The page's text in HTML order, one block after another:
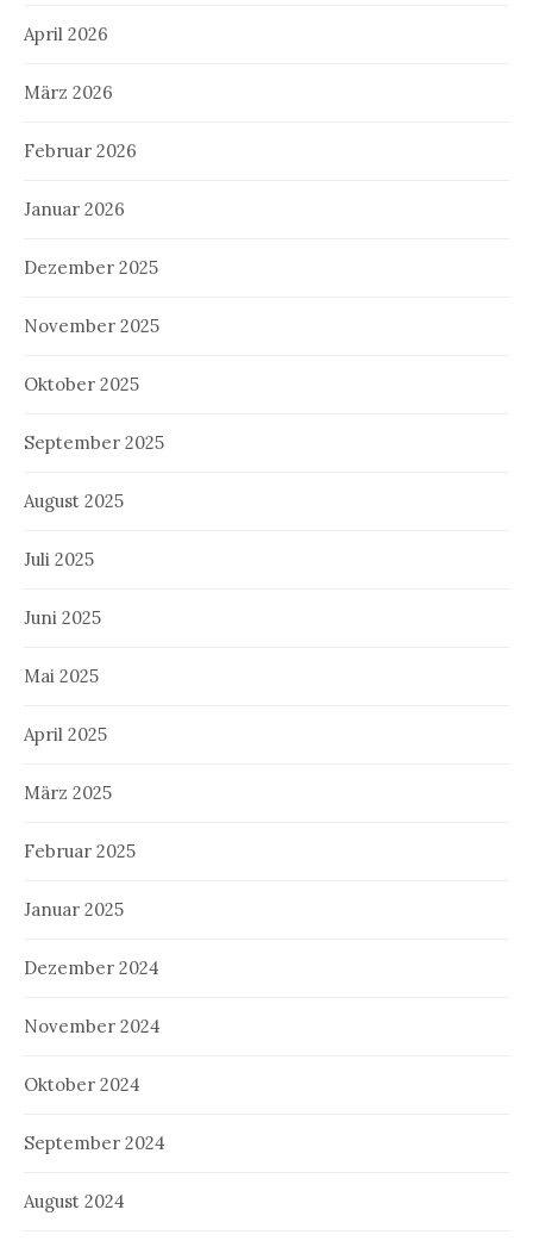
April 2026
März 2026
Februar 2026
Januar 2026
Dezember 2025
November 2025
Oktober 2025
September 2025
August 2025
Juli 2025
Juni 2025
Mai 2025
April 2025
März 2025
Februar 2025
Januar 2025
Dezember 2024
November 2024
Oktober 2024
September 2024
August 2024